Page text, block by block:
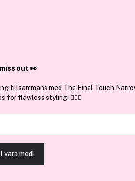
✓ Över 1,5 miljon
Eau De Parfum For Women
out 👀
tillsammans med The Final Touch
för flawless styling! 💇‍♀️✨
vara med!